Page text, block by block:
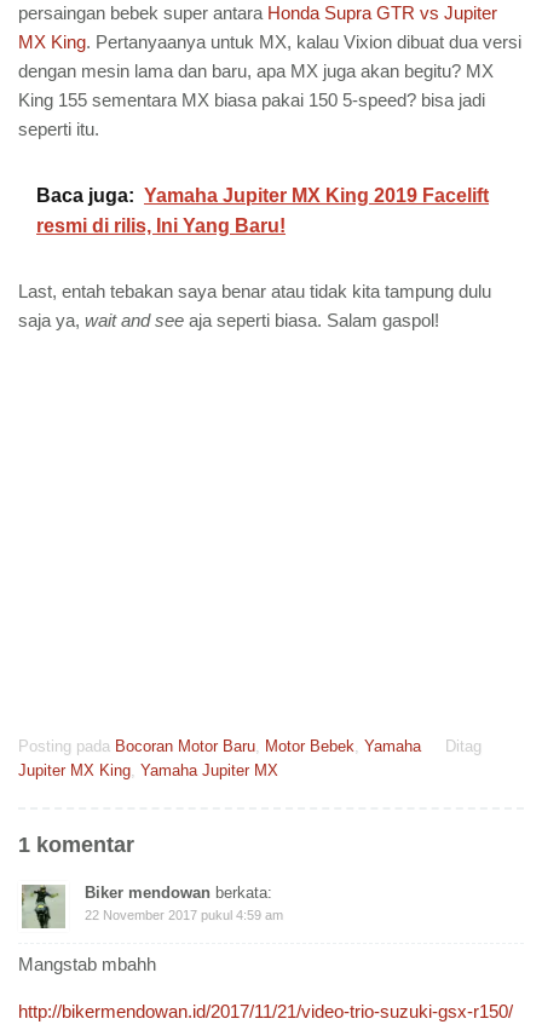
persaingan bebek super antara Honda Supra GTR vs Jupiter
MX King. Pertanyaanya untuk MX, kalau Vixion dibuat dua versi
dengan mesin lama dan baru, apa MX juga akan begitu? MX
King 155 sementara MX biasa pakai 150 5-speed? bisa jadi
seperti itu.
Baca juga: Yamaha Jupiter MX King 2019 Facelift
resmi di rilis, Ini Yang Baru!
Last, entah tebakan saya benar atau tidak kita tampung dulu
saja ya, wait and see aja seperti biasa. Salam gaspol!
Posting pada Bocoran Motor Baru Motor Bebek Yamaha
Ditag
Jupiter MX King Yamaha Jupiter MX
1 komentar
Biker mendowan berkata:
22 November 2017 pukul 4:59 am
Mangstab mbahh
http://bikermendowan.id/2017/11/21/video-trio-suzuki-gsx-r150/